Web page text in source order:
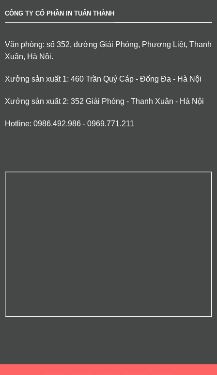
CÔNG TY CỔ PHẦN IN TUẤN THÀNH
Văn phòng: số 352, đường Giải Phóng, Phương Liệt, Thanh
Xuân, Hà Nội.
Xưởng sản xuất 1: 460 Trần Quý Cáp - Đống Đa - Hà Nội
Xưởng sản xuất 2: 352 Giải Phóng - Thanh Xuân - Hà Nội
Hotline: 0986.492.986 - 0969.771.211